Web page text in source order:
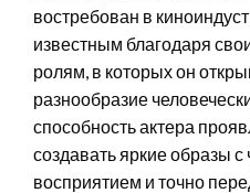
востребован в
известным благодаря
ролям, в которых он
разнообразие
способность актера
создавать яркие образы
восприятием и точно